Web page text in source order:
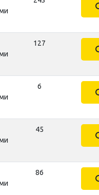
127
6
45
86